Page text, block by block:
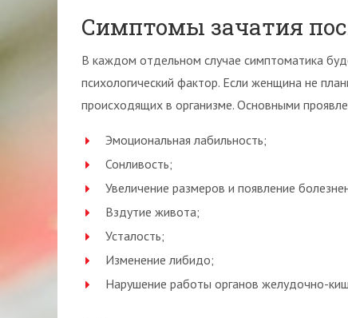
Симптомы зачатия
В каждом отдельном случае симптоматика
психологический фактор. Если женщина не
происходящих в организме. Основными
Эмоциональная лабильность;
Сонливость;
Увеличение размеров и появление
Вздутие живота;
Усталость;
Изменение либидо;
Нарушение работы органов желудочно-